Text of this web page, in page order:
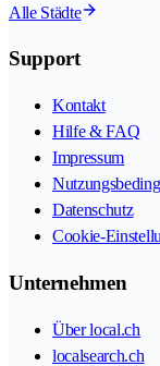
Alle Städte
Support
Kontakt
Hilfe & FAQ
Impressum
Datenschutz
Cookie-
Unternehmen
Über local.ch
localsearch.ch